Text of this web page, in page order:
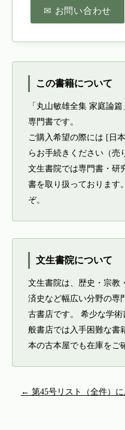
✉ お問い合わせ
この書籍について
「丸山敏雄全集 家庭論
専門書です。
ご購入希望の際には [日
らお手続きください（売
文生書院では専門書・研
書を取り扱っております
ぞ。
文生書院について
文生書院は、歴史・宗教
済史など幅広い分野の専
古書店です。 希少な学
般書店では入手困難な書
本の古本屋でも在庫をご
← 第45号リスト（全件）に